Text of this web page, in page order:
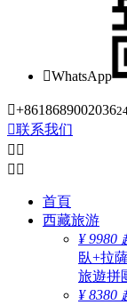
WhatsApp
+8618689002036
联系我们
 
 
首頁
西藏旅游
¥ 9980
臥+拉
旅遊拼
¥ 8380